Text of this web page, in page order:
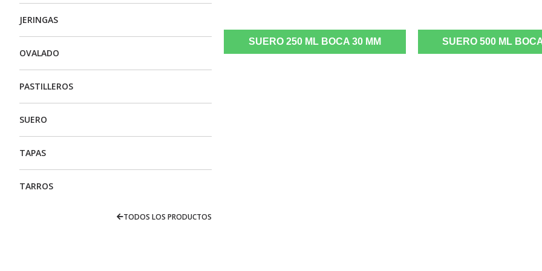
JERINGAS
OVALADO
PASTILLEROS
SUERO
TAPAS
TARROS
TODOS LOS PRODUCTOS
SUERO 250 ML BOCA 30 MM SUERO 500 ML